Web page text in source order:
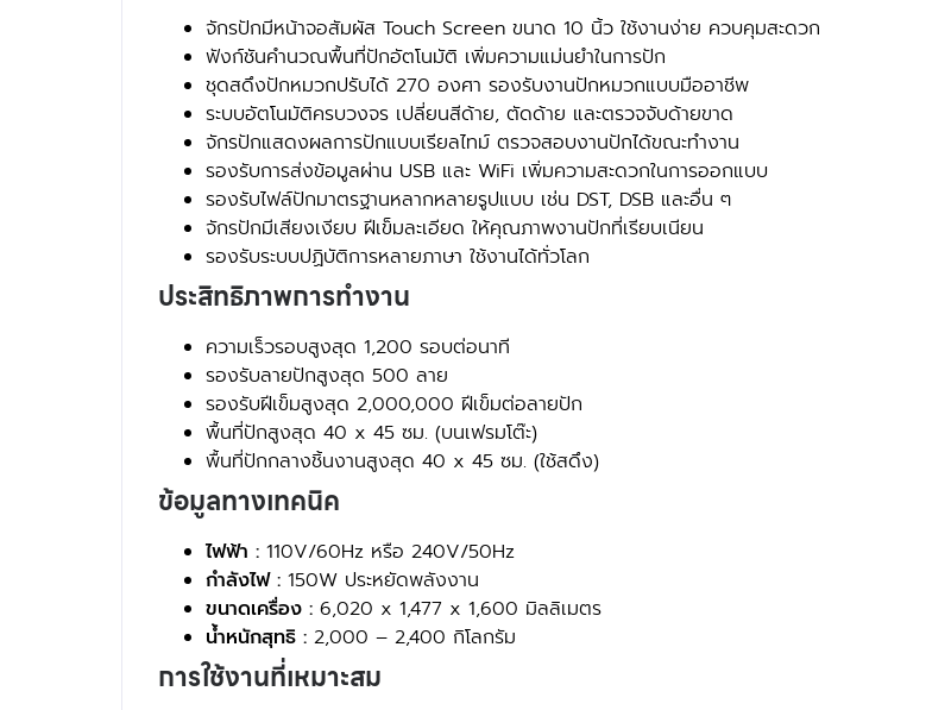
จักรปักมีหน้าจอสัมผัส Touch Screen ขนาด 10 นิ้ว ใช้งานง่าย ควบคุมสะดวก
ฟังก์ชันคำนวณพื้นที่ปักอัตโนมัติ เพิ่มความแม่นยำในการปัก
ชุดสดึงปักหมวกปรับได้ 270 องศา รองรับงานปักหมวกแบบมืออาชีพ
ระบบอัตโนมัติครบวงจร เปลี่ยนสีด้าย, ตัดด้าย และตรวจจับด้ายขาด
จักรปักแสดงผลการปักแบบเรียลไทม์ ตรวจสอบงานปักได้ขณะทำงาน
รองรับการส่งข้อมูลผ่าน USB และ WiFi เพิ่มความสะดวกในการออกแบบ
รองรับไฟล์ปักมาตรฐานหลากหลายรูปแบบ เช่น DST, DSB และอื่น ๆ
จักรปักมีเสียงเงียบ ฝีเข็มละเอียด ให้คุณภาพงานปักที่เรียบเนียน
รองรับระบบปฏิบัติการหลายภาษา ใช้งานได้ทั่วโลก
ประสิทธิภาพการทำงาน
ความเร็วรอบสูงสุด 1,200 รอบต่อนาที
รองรับลายปักสูงสุด 500 ลาย
รองรับฝีเข็มสูงสุด 2,000,000 ฝีเข็มต่อลายปัก
พื้นที่ปักสูงสุด 40 x 45 ซม. (บนเฟรมโต๊ะ)
พื้นที่ปักกลางชิ้นงานสูงสุด 40 x 45 ซม. (ใช้สดึง)
ข้อมูลทางเทคนิค
ไฟฟ้า : 110V/60Hz หรือ 240V/50Hz
กำลังไฟ : 150W ประหยัดพลังงาน
ขนาดเครื่อง : 6,020 x 1,477 x 1,600 มิลลิเมตร
น้ำหนักสุทธิ : 2,000 – 2,400 กิโลกรัม
การใช้งานที่เหมาะสม